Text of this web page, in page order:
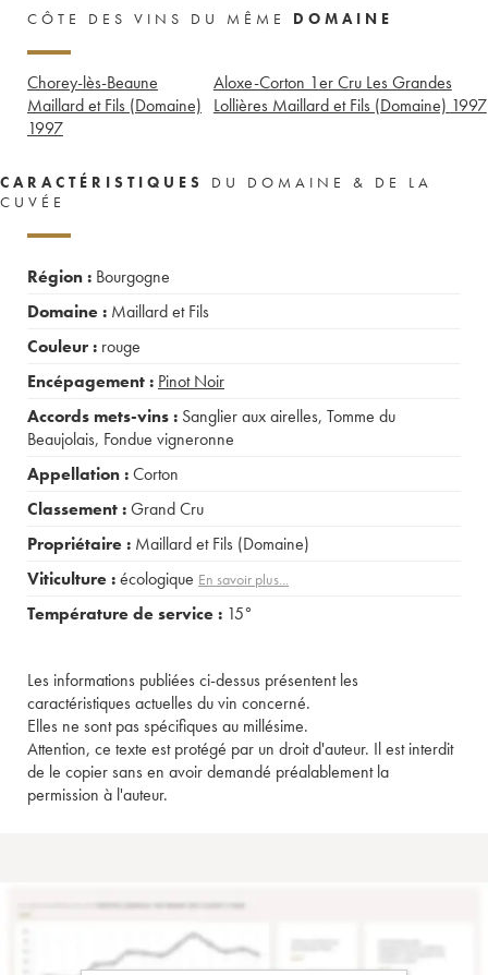
CÔTE DES VINS DU MÊME DOMAINE
Chorey-lès-Beaune
Maillard et Fils (Domaine)
1997
Aloxe-Corton 1er Cru Les Grandes
Lollières Maillard et Fils (Domaine) 1997
CARACTÉRISTIQUES
DU DOMAINE & DE LA
CUVÉE
Région : Bourgogne
Domaine : Maillard et Fils
Couleur : rouge
Encépagement : Pinot Noir
Accords mets-vins : Sanglier aux airelles, Tomme du
Beaujolais, Fondue vigneronne
Appellation :Corton
Classement :Grand Cru
Propriétaire : Maillard et Fils (Domaine)
Viticulture :écologique En savoir plus...
Température de service : 15°
Les informations publiées ci-dessus présentent les
caractéristiques actuelles du vin concerné.
Elles ne sont pas spécifiques au millésime.
Attention, ce texte est protégé par un droit d'auteur. Il est interdit
de le copier sans en avoir demandé préalablement la
permission à l'auteur.